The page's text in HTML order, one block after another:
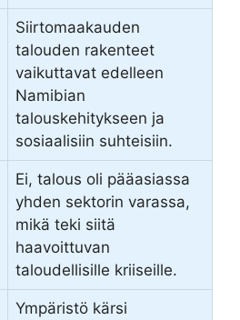
Siirtomaakauden
talouden rakenteet
vaikuttavat edelleen
Namibian
talouskehitykseen ja
sosiaalisiin suhteisiin.
Ei, talous oli pääasiassa
yhden sektorin varassa,
mikä teki siitä
haavoittuvan
taloudellisille kriiseille.
Ympäristö kärsi